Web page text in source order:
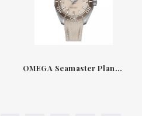
OMEGA Seamaster Planet Ocean - Reloj 43,50 mm, Caja de acero inoxidable y cerámica bronce 21532442109001